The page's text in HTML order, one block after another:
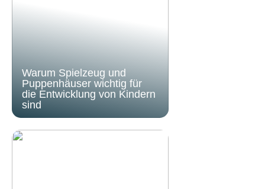
Warum Spielzeug und
Puppenhäuser wichtig für
die Entwicklung von Kindern
sind